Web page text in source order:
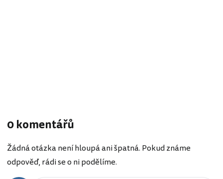
0 komentářů
Žádná otázka není hloupá ani špatná. Pokud známe
odpověď, rádi se o ni podělíme.